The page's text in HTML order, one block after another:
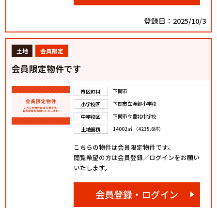
登録日：2025/10/3
土地 会員限定
会員限定物件です
市区町村
下関市
小学校区
下関市立滝部小学校
中学校区
下関市立豊北中学校
土地面積
14002㎡ （4235.6坪）
こちらの物件は会員限定物件です。
閲覧希望の方は会員登録／ログインをお願い
いたします。
会員登録・ログイン